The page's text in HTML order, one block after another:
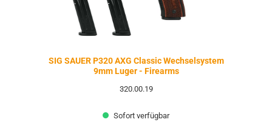
SIG SAUER P320 AXG Classic Wechselsystem
9mm Luger - Firearms
320.00.19
Sofort verfügbar